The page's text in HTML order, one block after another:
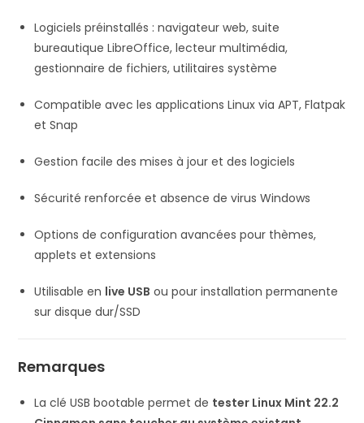
Logiciels préinstallés : navigateur web, suite
bureautique LibreOffice, lecteur multimédia,
gestionnaire de fichiers, utilitaires système
Compatible avec les applications Linux via APT, Flatpak
et Snap
Gestion facile des mises à jour et des logiciels
Sécurité renforcée et absence de virus Windows
Options de configuration avancées pour thèmes,
applets et extensions
Utilisable en live USB ou pour installation permanente
sur disque dur/SSD
Remarques
La clé USB bootable permet de tester Linux Mint 22.2